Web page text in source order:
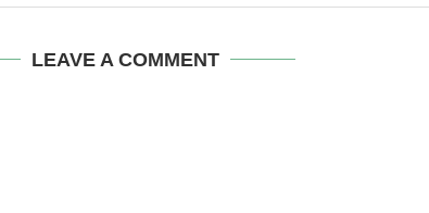
LEAVE A COMMENT